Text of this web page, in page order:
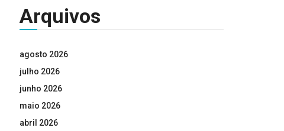
Arquivos
agosto 2026
julho 2026
junho 2026
maio 2026
abril 2026